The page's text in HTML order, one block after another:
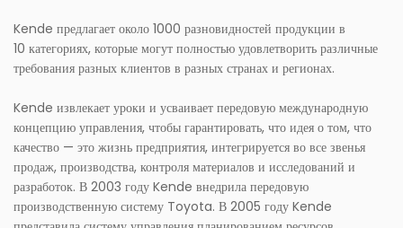
Kende предлагает около 1000 разновидностей продукции в
10 категориях, которые могут полностью удовлетворить различные
требования разных клиентов в разных странах и регионах.
Kende извлекает уроки и усваивает передовую международную
концепцию управления, чтобы гарантировать, что идея о том, что
качество — это жизнь предприятия, интегрируется во все звенья
продаж, производства, контроля материалов и исследований и
разработок. В 2003 году Kende внедрила передовую
производственную систему Toyota. В 2005 году Kende